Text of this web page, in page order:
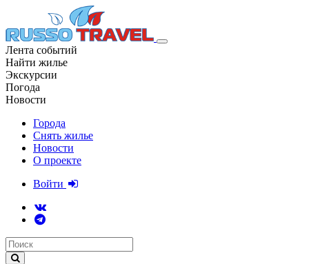
Лента событий
Найти жилье
Экскурсии
Погода
Новости
Города
Снять жилье
Новости
О проекте
Войти